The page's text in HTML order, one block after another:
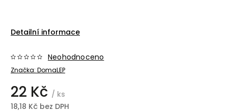
Detailní informace
Značka: DomaLEP
Neohodnoceno
22 Kč / ks
18,18 Kč bez DPH